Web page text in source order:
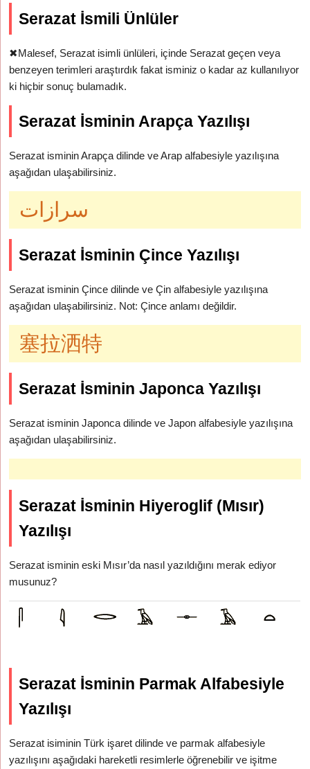
Serazat İsmili Ünlüler
✖Malesef, Serazat isimli ünlüleri, içinde Serazat geçen veya
benzeyen terimleri araştırdık fakat isminiz o kadar az kullanılıyor
ki hiçbir sonuç bulamadık.
Serazat İsminin Arapça Yazılışı
Serazat isminin Arapça dilinde ve Arap alfabesiyle yazılışına
aşağıdan ulaşabilirsiniz.
سرازات
Serazat İsminin Çince Yazılışı
Serazat isminin Çince dilinde ve Çin alfabesiyle yazılışına
aşağıdan ulaşabilirsiniz. Not: Çince anlamı değildir.
塞拉洒特
Serazat İsminin Japonca Yazılışı
Serazat isminin Japonca dilinde ve Japon alfabesiyle yazılışına
aşağıdan ulaşabilirsiniz.
Serazat İsminin Hiyeroglif (Mısır)
Yazılışı
Serazat isminin eski Mısır’da nasıl yazıldığını merak ediyor
musunuz?
Serazat İsminin Parmak Alfabesiyle
Yazılışı
Serazat isiminin Türk işaret dilinde ve parmak alfabesiyle
yazılışını aşağıdaki hareketli resimlerle öğrenebilir ve işitme